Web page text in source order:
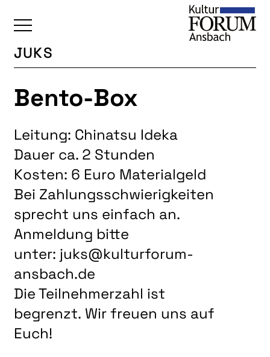
ÜBERSICHT
KALENDER
BAUKULTUR
BILDENDE KUNST
FOTOGRUPPE
INTERKULTUR
JUNGE KUNSTSCHULE
KUNSTREISEN
LITERATUR
MUSIK
NATUR & STRUKTUR
ÜBER UNS
JUKS
Bento-Box
Leitung: Chinatsu Ideka
Dauer ca. 2 Stunden
Kosten: 6 Euro Materialgeld
Bei Zahlungsschwierigkeiten
sprecht uns einfach an.
Anmeldung bitte
unter: juks@kulturforum-
ansbach.de
Die Teilnehmerzahl ist
begrenzt. Wir freuen uns auf
Euch!